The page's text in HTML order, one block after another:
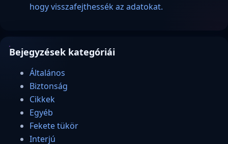
hogy visszafejthessék az adatokat.
Bejegyzések kategóriái
Általános
Biztonság
Cikkek
Egyéb
Fekete tükör
Interjú